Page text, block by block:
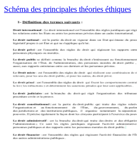
Schéma des principales théories éthiques